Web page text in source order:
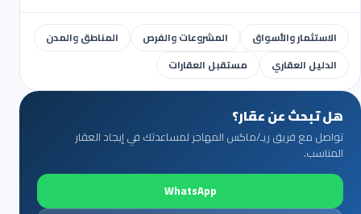
الاستثمار والأسواق المشروعات والفرص
المناطق والمدن
الدليل العقاري
مستقبل العقارات
هل تبحث عن عقار؟
تواصل مع فريق ريـ/ماكس المهاجر لمساعدتك في إيجاد العقار
المناسب.
WhatsApp